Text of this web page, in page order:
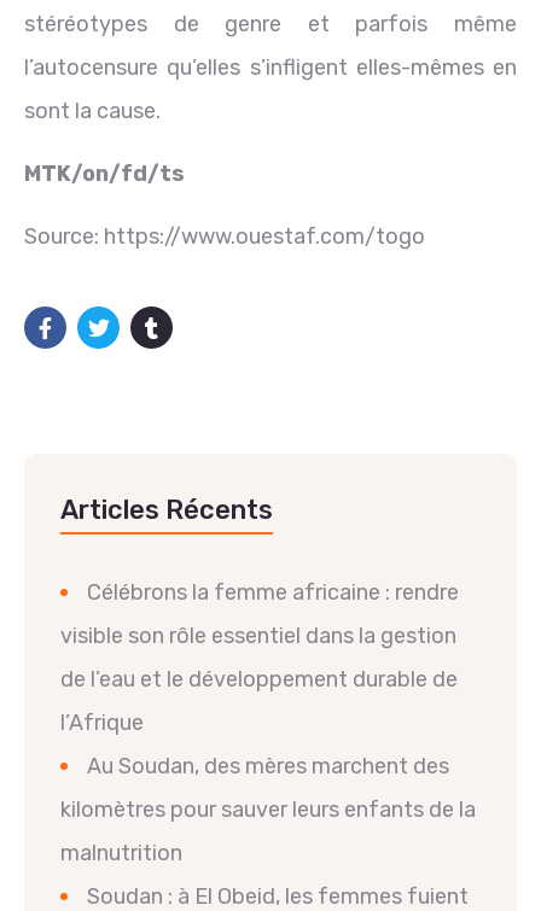
stéréotypes de genre et parfois même
l’autocensure qu’elles s’infligent elles-mêmes en
sont la cause.
MTK/on/fd/ts
Source: https://www.ouestaf.com/togo
Articles Récents
Célébrons la femme africaine : rendre
visible son rôle essentiel dans la gestion
de l’eau et le développement durable de
l’Afrique
Au Soudan, des mères marchent des
kilomètres pour sauver leurs enfants de la
malnutrition
Soudan : à El Obeid, les femmes fuient